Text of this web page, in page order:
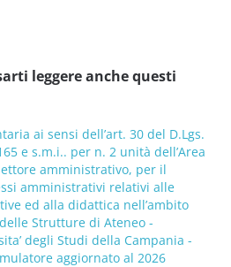
leggere anche questi
ai sensi dell’art. 30 del D.Lgs.
e s.m.i.. per n. 2 unità dell’Area
amministrativo, per il
amministrativi relativi alle
ed alla didattica nell’ambito
Strutture di Ateneo -
degli Studi della Campania -
aggiornato al 2026